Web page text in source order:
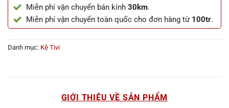
Miễn phí vận chuyển bán kính 30km.
Miễn phí vận chuyển toàn quốc cho đơn hàng từ 100tr.
Danh mục: Kệ Tivi
GIỚI THIỆU VỀ SẢN PHẨM